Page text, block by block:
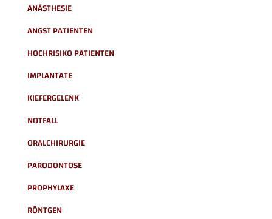
ANÄSTHESIE
ANGST PATIENTEN
HOCHRISIKO PATIENTEN
IMPLANTATE
KIEFERGELENK
NOTFALL
ORALCHIRURGIE
PARODONTOSE
PROPHYLAXE
RÖNTGEN